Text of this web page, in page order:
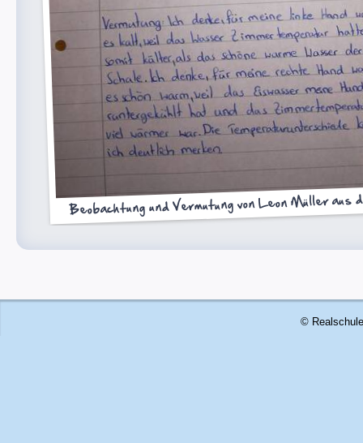
Beobachtung und Vermutung von Leon Müller
©